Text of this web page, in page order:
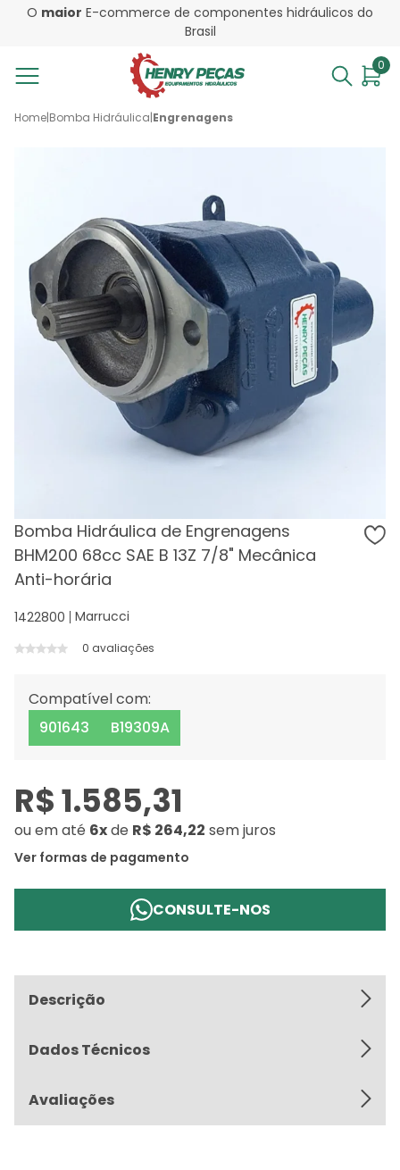
O maior E-commerce de componentes hidráulicos do
Brasil
0
Home|Bomba Hidráulica|Engrenagens
Bomba Hidráulica de Engrenagens
BHM200 68cc SAE B 13Z 7/8" Mecânica
Anti-horária
1422800 Marrucci
0 avaliações
R$ 1.585,31
ouem até 6xde R$ 264,22 sem juros
Ver formas de pagamento
Compatível com:
901643
B19309A
CONSULTE-NOS
Descrição
Dados Técnicos
Avaliações